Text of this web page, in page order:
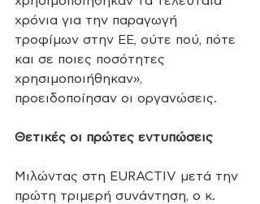
χρόνια για την παραγωγή
τροφίμων στην ΕΕ, ούτε πού, πότε
και σε ποιες ποσότητες
χρησιμοποιήθηκαν»,
προειδοποίησαν οι οργανώσεις.
Θετικές οι πρώτες εντυπώσεις
Μιλώντας στη EURACTIV μετά την
πρώτη τριμερή συνάντηση, ο κ.